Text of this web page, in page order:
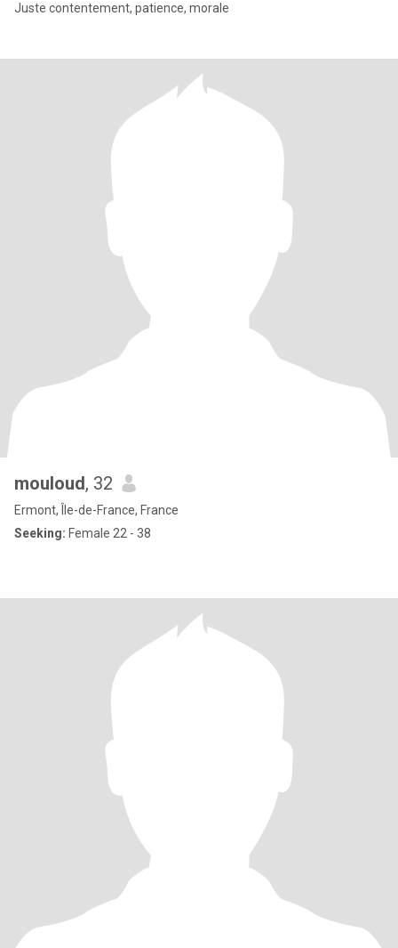
Juste contentement, patience, morale
mouloud, 32
Ermont, Île-de-France, France
Seeking: Female 22 - 38